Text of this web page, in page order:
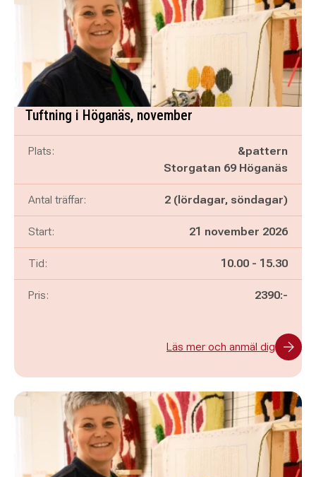
Tuftning i Höganäs, november
Plats:
&pattern
Storgatan 69 Höganäs
Antal träffar: 2 (lördagar, söndagar)
Start: 21 november 2026
Tid: Pågår mellan
10.00 - och
15.30
Pris: 2390:-
Läs mer och anmäl dig